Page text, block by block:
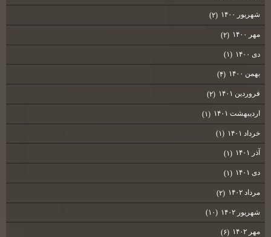
شهریور ۱۴۰۰ (۲)
مهر ۱۴۰۰ (۲)
دی ۱۴۰۰ (۱)
بهمن ۱۴۰۰ (۴)
فروردین ۱۴۰۱ (۲)
اردیبهشت ۱۴۰۱ (۱)
خرداد ۱۴۰۱ (۱)
آذر ۱۴۰۱ (۱)
دی ۱۴۰۱ (۱)
مرداد ۱۴۰۲ (۲)
شهریور ۱۴۰۲ (۱۰)
مهر ۱۴۰۲ (۶)